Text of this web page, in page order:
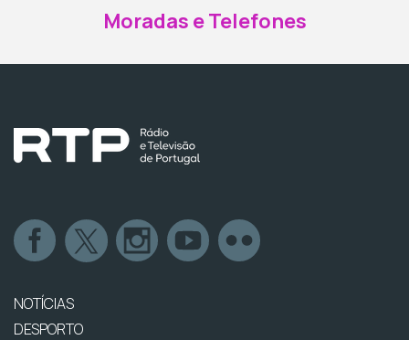
Moradas e Telefones
NOTÍCIAS
DESPORTO